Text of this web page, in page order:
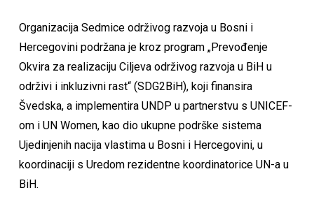
Organizacija Sedmice održivog razvoja u Bosni i
Hercegovini podržana je kroz program „Prevođenje
Okvira za realizaciju Ciljeva održivog razvoja u BiH u
održivi i inkluzivni rast“ (SDG2BiH), koji finansira
Švedska, a implementira UNDP u partnerstvu s UNICEF-
om i UN Women, kao dio ukupne podrške sistema
Ujedinjenih nacija vlastima u Bosni i Hercegovini, u
koordinaciji s Uredom rezidentne koordinatorice UN-a u
BiH.